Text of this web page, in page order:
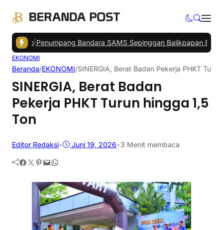
Penumpang Bandara SAMS Sepinggan Balikpapan Belum Stabil
EKONOMI
Beranda/EKONOMI/SINERGIA, Berat Badan Pekerja PHKT
SINERGIA, Berat Badan
Pekerja PHKT Turun hingga 1,5
Ton
Editor Redaksi• Juni 19, 2026•3 Menit membaca
Facebook Twitter Pinterest Mail WhatsApp